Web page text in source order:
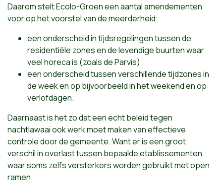
Daarom stelt Ecolo-Groen een aantal amendementen
voor op het voorstel van de meerderheid:
een onderscheid in tijdsregelingen tussen de
residentiële zones en de levendige buurten waar
veel horeca is (zoals de Parvis)
een onderscheid tussen verschillende tijdzones in
de week en op bijvoorbeeld in het weekend en op
verlofdagen.
Daarnaast is het zo dat een echt beleid tegen
nachtlawaai ook werk moet maken van effectieve
controle door de gemeente. Want er is een groot
verschil in overlast tussen bepaalde etablissementen,
waar soms zelfs versterkers worden gebruikt met open
ramen.